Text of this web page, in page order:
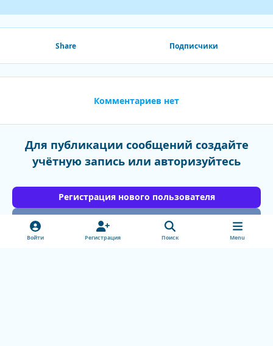
Share Подписчики
Комментариев нет
Для публикации сообщений создайте
учётную запись или авторизуйтесь
Регистрация нового пользователя
Войти
Войти Регистрация Поиск Menu